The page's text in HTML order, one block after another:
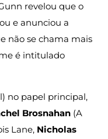
revelou que o
e anunciou a
não se chama mais
é intitulado
no papel principal,
Brosnahan (A
Lane, Nicholas